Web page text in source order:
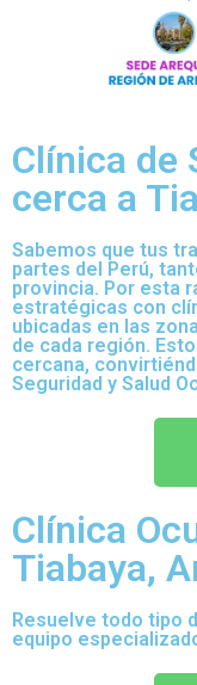
Clínica de
cerca a
Sabemos que tus
partes del Perú,
provincia. Por esta
estratégicas con
ubicadas en las
de cada región.
cercana,
Seguridad y Salud
Clínica
Tiabaya,
Resuelve todo tipo
equipo